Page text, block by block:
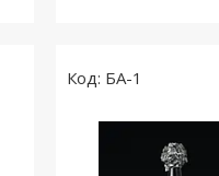
БА-1